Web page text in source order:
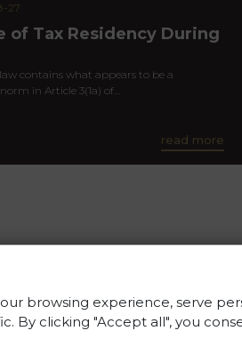
27
of Tax Residency During
contains what appears to be a
in Article 3(1a) of…
read more
browsing experience, serve
By clicking "Accept all", you